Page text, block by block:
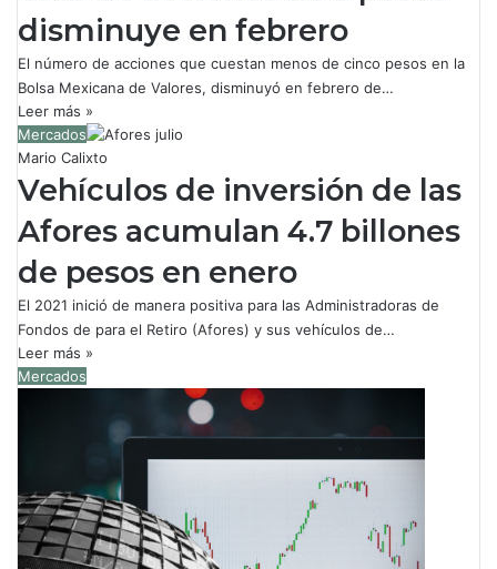
disminuye en febrero
El número de acciones que cuestan menos de cinco pesos en la
Bolsa Mexicana de Valores, disminuyó en febrero de…
Leer más »
Mercados
Mario Calixto
Vehículos de inversión de las
Afores acumulan 4.7 billones
de pesos en enero
El 2021 inició de manera positiva para las Administradoras de
Fondos de para el Retiro (Afores) y sus vehículos de…
Leer más »
Mercados